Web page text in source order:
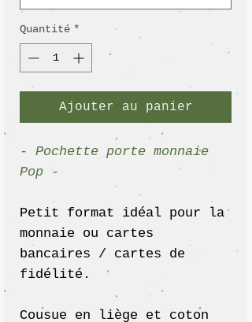
Quantité *
Ajouter au panier
- Pochette porte monnaie
Pop -
Petit format idéal pour la
monnaie ou cartes
bancaires / cartes de
fidélité.
Cousue en liège et coton